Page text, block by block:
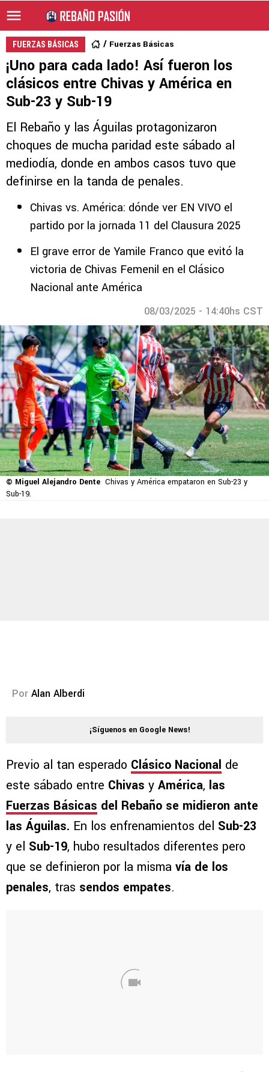
FUERZAS BÁSICAS Fuerzas Básicas
¡Uno para cada lado! Así fueron los
clásicos entre Chivas y América en
Sub-23 y Sub-19
El Rebaño y las Águilas protagonizaron
choques de mucha paridad este sábado al
mediodía, donde en ambos casos tuvo que
definirse en la tanda de penales.
Chivas vs. América: dónde ver EN VIVO el
partido por la jornada 11 del Clausura 2025
El grave error de Yamile Franco que evitó la
victoria de Chivas Femenil en el Clásico
Nacional ante América
08/03/2025 - 14:40hs CST
© Miguel Alejandro Dente Chivas y América empataron en Sub-23 y
Sub-19.
Por Alan Alberdi
¡Síguenos en Google News!
Previo al tan esperado Clásico Nacional de
este sábado entre Chivas y América, las
Fuerzas Básicas del Rebaño se midieron ante
las Águilas. En los enfrenamientos del Sub-23
y el Sub-19, hubo resultados diferentes pero
que se definieron por la misma vía de los
penales, tras sendos empates.